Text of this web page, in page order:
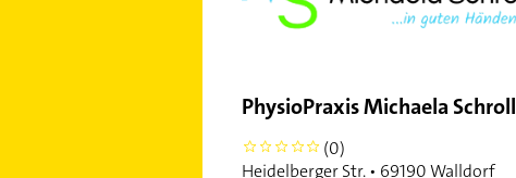
PhysioPraxis Michaela Schroll
0
(0)
Heidelberger Str. • 69190 Walldorf